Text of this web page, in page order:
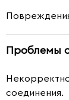
Проблемы
соединения.